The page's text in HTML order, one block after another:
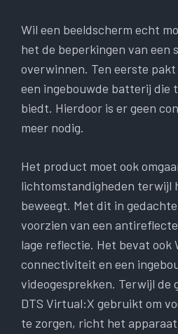
Wil een beeldscherm echt
het de beperkingen van een
overwinnen. Ten eerste
een ingebouwde batterij die
biedt. Hierdoor is er geen
meer nodig.
Het product moet ook
lichtomstandigheden terwijl
beweegt. Met dit in
voorzien van een
lage reflectie. Het bevat ook
connectiviteit en een
videogesprekken. Terwijl de
DTS Virtual:X gebruikt om
te zorgen, richt het